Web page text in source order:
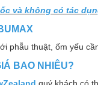
và không có tác
phẫu thuật, ốm yếu
BAO NHIÊU?